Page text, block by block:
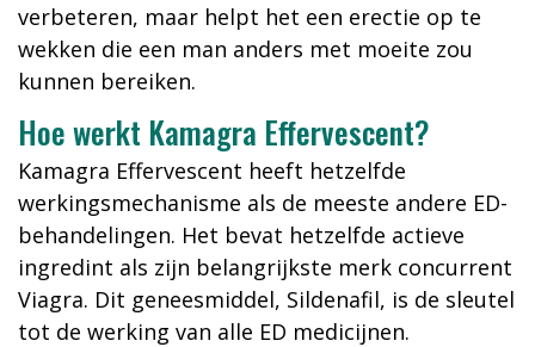
verbeteren, maar helpt het een erectie op te
wekken die een man anders met moeite zou
kunnen bereiken.
Hoe werkt Kamagra Effervescent?
Kamagra Effervescent heeft hetzelfde
werkingsmechanisme als de meeste andere ED-
behandelingen. Het bevat hetzelfde actieve
ingredint als zijn belangrijkste merk concurrent
Viagra. Dit geneesmiddel, Sildenafil, is de sleutel
tot de werking van alle ED medicijnen.